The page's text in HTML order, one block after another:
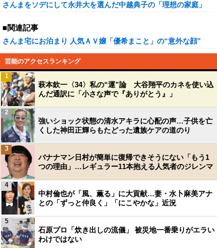
さんまをソデにして永井大を選んだ中越典子の「理想の家庭」
■関連記事
さんま宅にお泊まり 人気ＡＶ嬢「優希まこと」の“意外な顔”
芸能のアクセスランキング
萩本欽一〈34〉私の“運”論 大谷翔平のカネを使い込
んだ通訳に「小さな声で『ありがとう』」
1
強いショック状態の清水アキラに心配の声…子供を亡
くした神田正輝らもたどった遺族ケアの道のり
2
バナナマン日村が簡単に復帰できそうにない「もう1
つの理由」…レギュラー11本抱える人気者のジレンマ
3
中村倫也が「風、薫る」に大貢献…妻・水卜麻美アナ
との「ずっと仲良く」「にこやかな」近況
4
石原プロ「炊き出しの流儀」 被災地一番乗りがエラい
わけではない
5